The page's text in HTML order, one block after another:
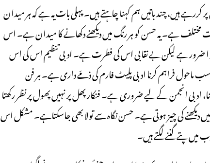
ہیں، چند باتیں ہم کہنا چاہتے ہیں۔ پہلی بات یہ ہے کہ ہر میدان
ہے۔ یہ حسن کو ہر رنگ میں دیکھنے دکھانے کا میدان ہے۔ اس
ضرور ہے لیکن بے نقابی اس کی فطرت ہے۔ ادبی تنظیم اس کی اس
ماحول فراہم کرنا ادبی پلیٹ فارم کی ذمّے داری ہے۔ ہر فن
ادبی انجمن کے لیے ضروری ہے۔ فنکار پھل پر نہیں پھول پر نظر رکھتا
دیکھنے کی چیز ہوتی ہے۔ حسن نگاہ سے تولا بھی جاسکتاہے۔ مشکل اس
پتے گننے لگتے ہیں۔